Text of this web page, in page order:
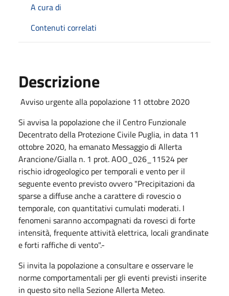
A cura di
Contenuti correlati
Descrizione
Avviso urgente alla popolazione 11 ottobre 2020
Si avvisa la popolazione che il Centro Funzionale
Decentrato della Protezione Civile Puglia, in data 11
ottobre 2020, ha emanato Messaggio di Allerta
Arancione/Gialla n. 1 prot. AOO_026_11524 per
rischio idrogeologico per temporali e vento per il
seguente evento previsto ovvero "Precipitazioni da
sparse a diffuse anche a carattere di rovescio o
temporale, con quantitativi cumulati moderati. I
fenomeni saranno accompagnati da rovesci di forte
intensità, frequente attività elettrica, locali grandinate
e forti raffiche di vento".-
Si invita la popolazione a consultare e osservare le
norme comportamentali per gli eventi previsti inserite
in questo sito nella Sezione Allerta Meteo.